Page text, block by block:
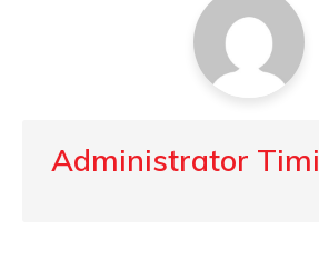
Administrator